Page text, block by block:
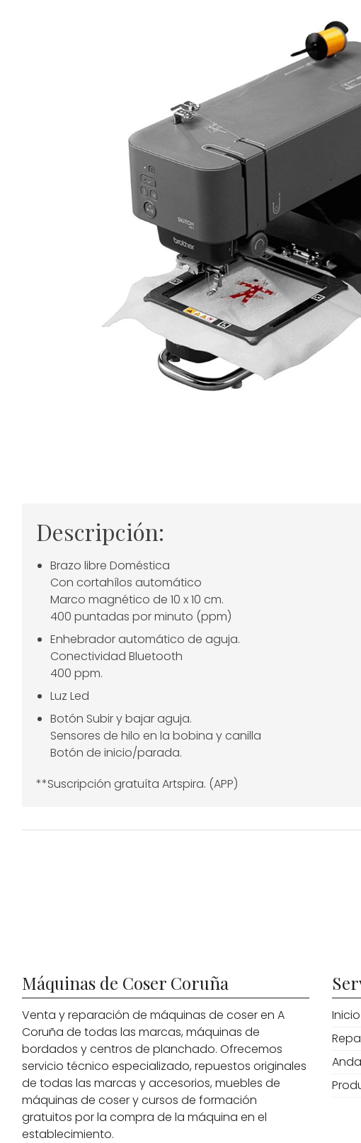
Descripción:
Brazo libre Doméstica
Con cortahílos automático
Marco magnético de 10 x 10 cm.
400 puntadas por minuto (ppm)
Enhebrador automático de aguja.
Conectividad Bluetooth
400 ppm.
Luz Led
Botón Subir y bajar aguja.
Sensores de hilo en la bobina y canilla
Botón de inicio/parada.
**Suscripción gratuíta Artspira. (APP)
Máquinas de Coser Coruña
Venta y reparación de máquinas de coser en A
Coruña de todas las marcas, máquinas de
bordados y centros de planchado. Ofrecemos
servicio técnico especializado, repuestos originales
de todas las marcas y accesorios, muebles de
máquinas de coser y cursos de formación
gratuitos por la compra de la máquina en el
establecimiento.
Inicio